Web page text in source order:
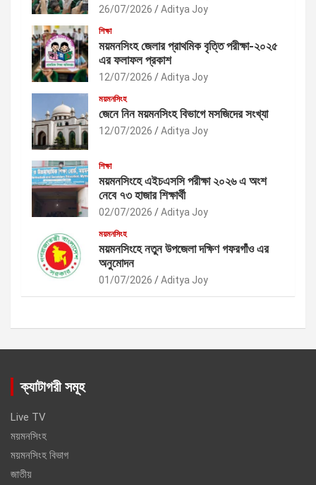
26/07/2026 Aditya Joy
শিক্ষা
ময়মনসিংহ জেলার প্রাথমিক বৃত্তি পরীক্ষা-২০২৫
এর ফলাফল প্রকাশ
12/07/2026 Aditya Joy
ময়মনসিংহ
জেনে নিন ময়মনসিংহ বিভাগে মসজিদের সংখ্যা
12/07/2026 Aditya Joy
শিক্ষা
ময়মনসিংহে এইচএসসি পরীক্ষা ২০২৬ এ অংশ
নেবে ৭৩ হাজার শিক্ষার্থী
02/07/2026 Aditya Joy
ময়মনসিংহ
ময়মনসিংহে নতুন উপজেলা দক্ষিণ গফরগাঁও এর
অনুমোদন
01/07/2026 Aditya Joy
ক্যাটাগরী সমূহ
Live TV
ময়মনসিংহ
ময়মনসিংহ বিভাগ
জাতীয়